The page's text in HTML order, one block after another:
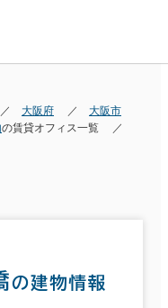
大阪府
大阪市
の賃貸オフィス一覧
の建物情報